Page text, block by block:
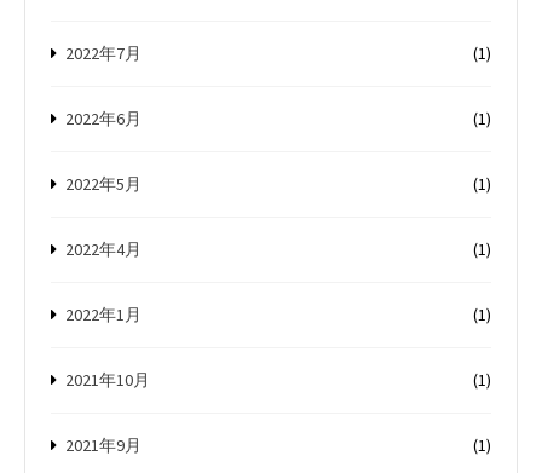
2022年7月 (1)
2022年6月 (1)
2022年5月 (1)
2022年4月 (1)
2022年1月 (1)
2021年10月 (1)
2021年9月 (1)